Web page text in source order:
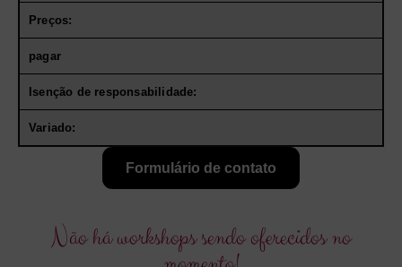
Preços:
pagar
Isenção de responsabilidade:
Variado:
Formulário de contato
Não há workshops sendo oferecidos no